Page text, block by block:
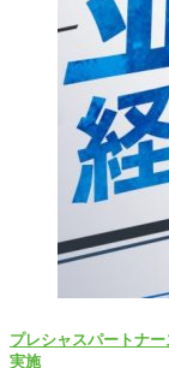
プレシャスパートナ
実施